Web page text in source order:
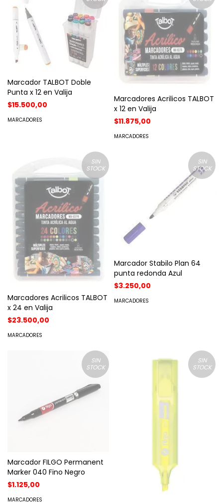
Marcador TALBOT Doble
Punta x 12 en Valija
$15.500,00
MARCADORES
Marcadores Acrilicos TALBOT
x 12 en Valija
$11.875,00
MARCADORES
SIN
STOCK
Marcadores Acrilicos TALBOT
x 24 en Valija
$23.500,00
MARCADORES
SIN
STOCK
Marcador Stabilo Plan 64
punta redonda Azul
$3.250,00
MARCADORES
SIN
STOCK
Marcador FILGO Permanent
Marker 040 Fino Negro
$1.125,00
MARCADORES
SIN
STOCK